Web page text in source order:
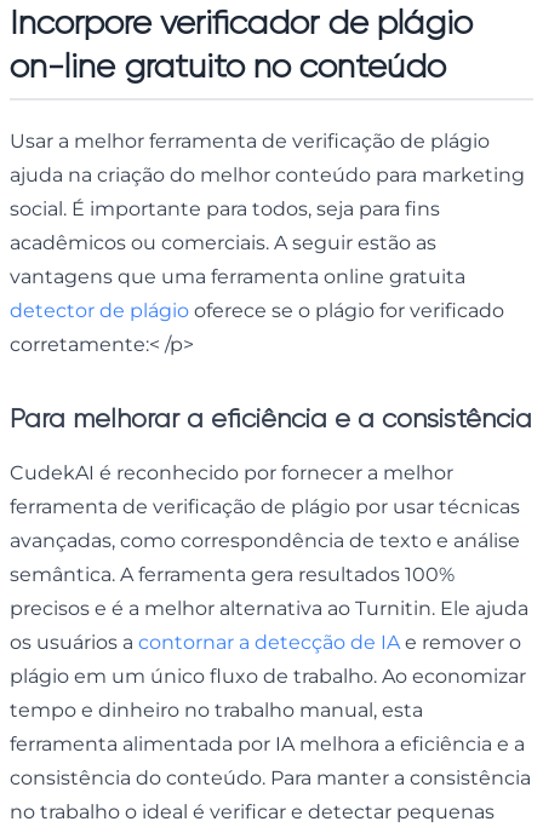
Incorpore verificador de plágio
on-line gratuito no conteúdo
Usar a melhor ferramenta de verificação de plágio
ajuda na criação do melhor conteúdo para marketing
social. É importante para todos, seja para fins
acadêmicos ou comerciais. A seguir estão as
vantagens que uma ferramenta online gratuita
detector de plágio oferece se o plágio for verificado
corretamente:< /p>
Para melhorar a eficiência e a consistência
CudekAI é reconhecido por fornecer a melhor
ferramenta de verificação de plágio por usar técnicas
avançadas, como correspondência de texto e análise
semântica. A ferramenta gera resultados 100%
precisos e é a melhor alternativa ao Turnitin. Ele ajuda
os usuários a contornar a detecção de IA e remover o
plágio em um único fluxo de trabalho. Ao economizar
tempo e dinheiro no trabalho manual, esta
ferramenta alimentada por IA melhora a eficiência e a
consistência do conteúdo. Para manter a consistência
no trabalho o ideal é verificar e detectar pequenas